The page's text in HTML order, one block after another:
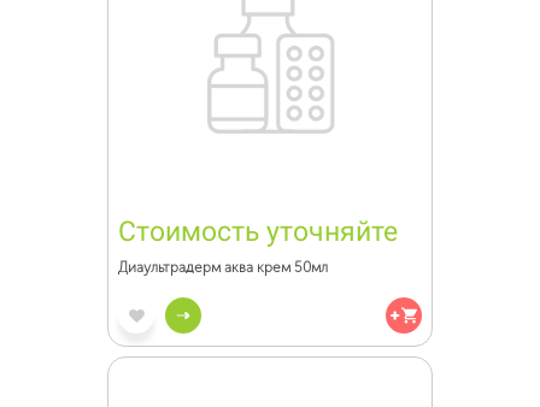
Стоимость уточняйте
Диаультрадерм аква крем 50мл